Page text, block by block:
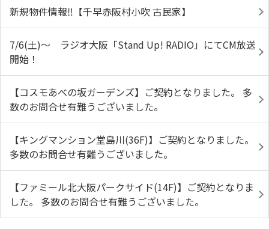
新規物件情報‼【千早赤阪村小吹 古民家】
7/6(土)～ ラジオ大阪「Stand Up! RADIO」にてCM放送
開始！
【コスモあべの坂ガーデンズ】ご契約となりました。 多
数のお問合せ有難うございました。
【キングマンション堂島川(36F)】ご契約となりました。
多数のお問合せ有難うございました。
【ファミール北大阪パークサイド(14F)】ご契約となりま
した。 多数のお問合せ有難うございました。